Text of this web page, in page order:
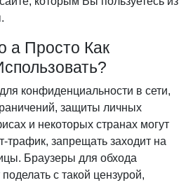
а Просто Как
конфиденциальности в сети,
защиты личных
и некоторых странах могут
трафик, запрещать заходит на
Браузеры для обхода
с такой цензурой,